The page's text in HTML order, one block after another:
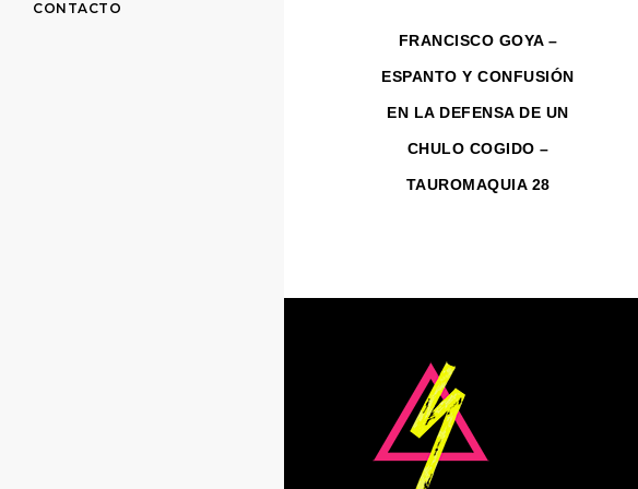
CONTACTO
FRANCISCO GOYA –
ESPANTO Y CONFUSIÓN
EN LA DEFENSA DE UN
CHULO COGIDO –
TAUROMAQUIA 28